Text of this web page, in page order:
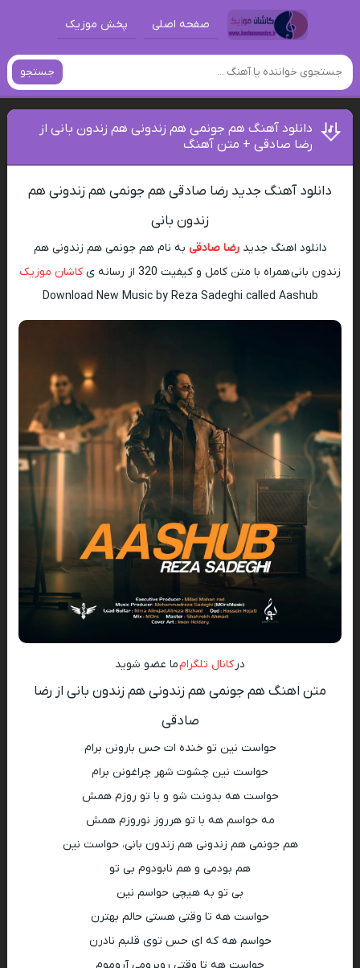
صفحه اصلی پخش موزیک
جستجو
دانلود آهنگ هم جونمی هم زندونی هم زندون بانی از
رضا صادقی + متن آهنگ
دانلود آهنگ جدید رضا صادقی هم جونمی هم زندونی هم
زندون بانی
دانلود اهنگ جدیدرضا صادقی به نام هم جونمی هم زندونی هم
زندون بانی همراه با متن کامل و کیفیت 320 از رسانه ی
کاشان موزیک
Download New Music by Reza Sadeghi called Aashub
در کانال تلگرامما عضو شوید
متن اهنگ هم جونمی هم زندونی هم زندون بانی از رضا
صادقی
حواست نین تو خنده ات حس بارونن برام
حواست نین چشوت شهر چراغونن برام
حواست هه بدونت شو و با تو روزم همش
مه حواسم هه با تو هرروز نوروزم همش
هم جونمی هم زندونی هم زندون بانی، حواست نین
هم بودمی و هم نابودوم بی تو
بی تو به هیچی حواسم نین
حواست هه تا وقتی هستی حالم بهترن
حواسم هه که ای حس توی قلبم نادرن